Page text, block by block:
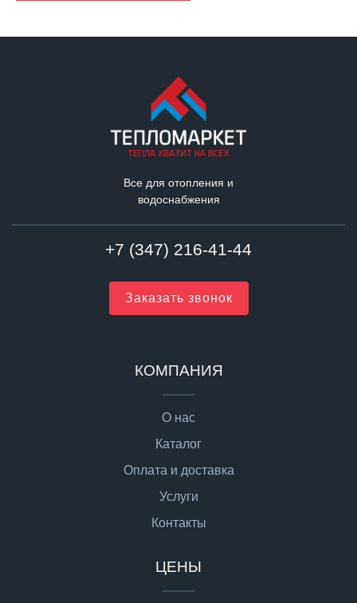
Все для отопления и
водоснабжения
+7 (347) 216-41-44
Заказать звонок
КОМПАНИЯ
О нас
Каталог
Оплата и доставка
Услуги
Контакты
ЦЕНЫ